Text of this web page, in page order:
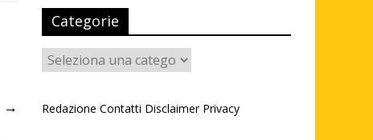
→
Categorie
Categorie
Redazione Contatti Disclaimer Privacy